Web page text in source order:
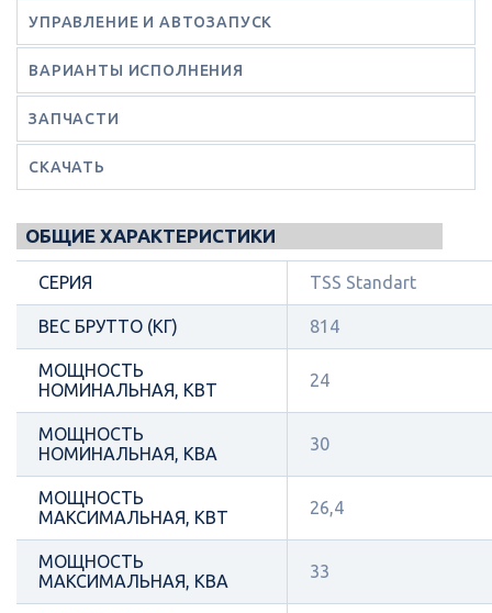
УПРАВЛЕНИЕ И АВТОЗАПУСК
ВАРИАНТЫ ИСПОЛНЕНИЯ
ЗАПЧАСТИ
СКАЧАТЬ
ОБЩИЕ ХАРАКТЕРИСТИКИ
СЕРИЯ TSS Standart
ВЕС БРУТТО (КГ) 814
МОЩНОСТЬ
НОМИНАЛЬНАЯ, КВТ
24
МОЩНОСТЬ
НОМИНАЛЬНАЯ, КВА
30
МОЩНОСТЬ
МАКСИМАЛЬНАЯ, КВТ
26,4
МОЩНОСТЬ
МАКСИМАЛЬНАЯ, КВА
33